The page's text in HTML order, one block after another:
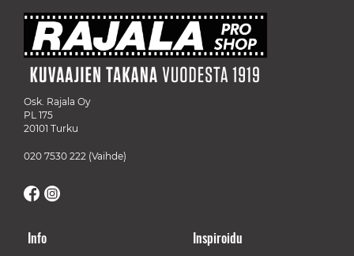
Osk. Rajala Oy
PL 175
20101 Turku
020 7530 222 (Vaihde)
Info Inspiroidu